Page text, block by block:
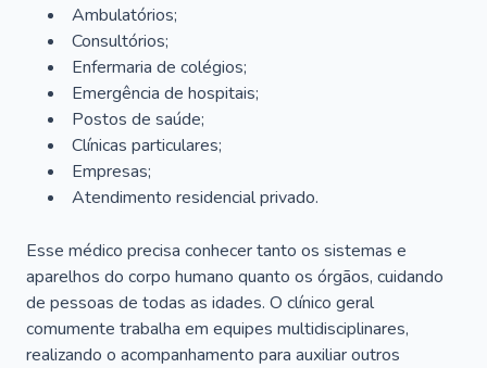
Ambulatórios;
Consultórios;
Enfermaria de colégios;
Emergência de hospitais;
Postos de saúde;
Clínicas particulares;
Empresas;
Atendimento residencial privado.
Esse médico precisa conhecer tanto os sistemas e
aparelhos do corpo humano quanto os órgãos, cuidando
de pessoas de todas as idades. O clínico geral
comumente trabalha em equipes multidisciplinares,
realizando o acompanhamento para auxiliar outros